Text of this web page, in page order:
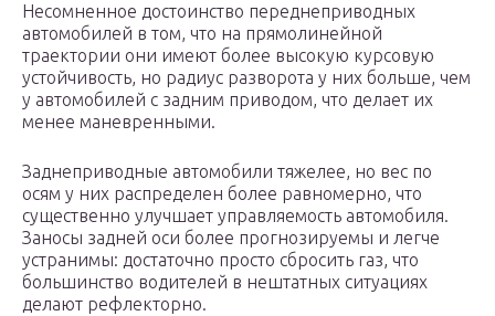
Несомненное достоинство переднеприводных
автомобилей в том, что на прямолинейной
траектории они имеют более высокую курсовую
устойчивость, но радиус разворота у них больше, чем
у автомобилей с задним приводом, что делает их
менее маневренными.
Заднеприводные автомобили тяжелее, но вес по
осям у них распределен более равномерно, что
существенно улучшает управляемость автомобиля.
Заносы задней оси более прогнозируемы и легче
устранимы: достаточно просто сбросить газ, что
большинство водителей в нештатных ситуациях
делают рефлекторно.